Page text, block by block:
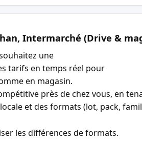
Intermarché (Drive &
une
tarifs en temps réel pour
en magasin.
près de chez vous, en
et des formats (lot, pack,
les différences de formats.